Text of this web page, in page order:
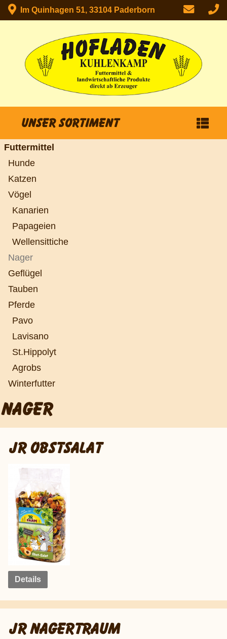
Im Quinhagen 51, 33104 Paderborn
Unser Sortiment
Futtermittel
Hunde
Katzen
Vögel
Kanarien
Papageien
Wellensittiche
Nager
Geflügel
Tauben
Pferde
Pavo
Lavisano
St.Hippolyt
Agrobs
Winterfutter
NAGER
JR OBSTSALAT
Details
JR NAGERTRAUM